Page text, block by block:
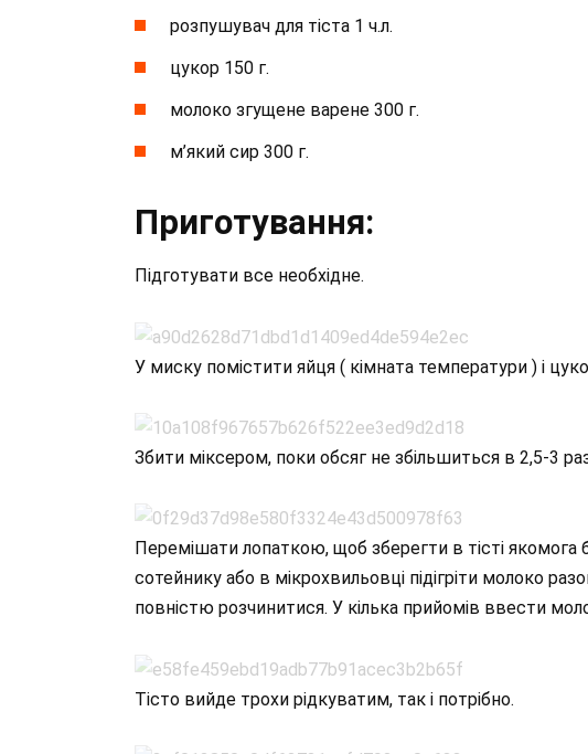
розпушувач для тіста 1 ч.л.
цукор 150 г.
молоко згущене варене 300 г.
м’який сир 300 г.
Приготування:
Підготувати все необхідне.
У миску помістити яйця ( кімната температури ) і
Збити міксером, поки обсяг не збільшиться в 2,5-3
Перемішати лопаткою, щоб зберегти в тісті якомога
сотейнику або в мікрохвильовці підігріти молоко
повністю розчинитися. У кілька прийомів ввести
Тісто вийде трохи рідкуватим, так і потрібно.